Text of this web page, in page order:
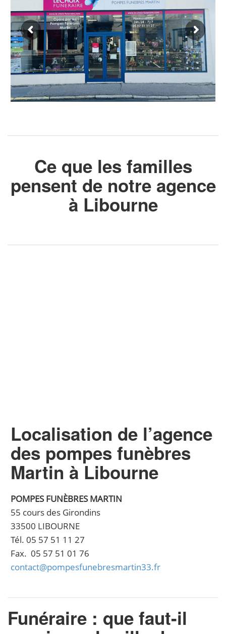
Ce que les familles
pensent de notre agence
à Libourne
Localisation de l’agence
des pompes funèbres
Martin à Libourne
POMPES FUNÈBRES MARTIN
55 cours des Girondins
33500 LIBOURNE
Tél. 05 57 51 11 27
Fax. 05 57 51 01 76
contact@pompesfunebresmartin33.fr
Funéraire : que faut-il